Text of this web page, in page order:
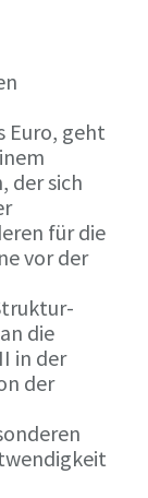
Euro, geht
der sich
für die
vor der
die
in der
der